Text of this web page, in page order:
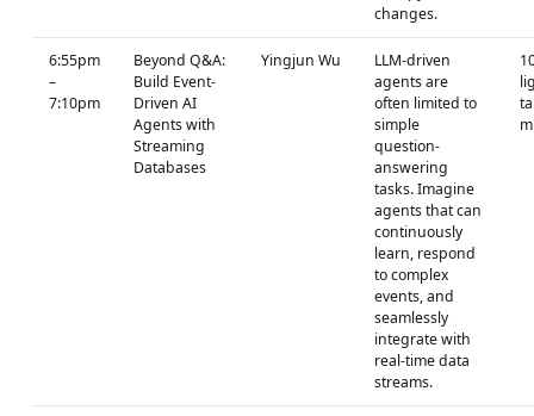
changes.
6:55pm
–
7:10pm
Beyond Q&A:
Build Event-
Driven AI
Agents with
Streaming
Databases
Yingjun Wu
LLM-driven
agents are
often limited to
simple
question-
answering
tasks. Imagine
agents that can
continuously
learn, respond
to complex
events, and
seamlessly
integrate with
real-time data
streams.